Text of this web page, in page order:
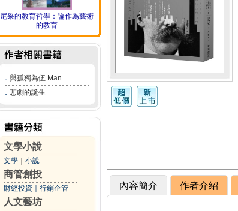
尼采的教育哲學：論作為藝術
的教育
． 與孤獨為伍 Man
． 悲劇的誕生
文學小說
文學 小說
商管創投
財經投資 行銷企管
人文藝坊
內容簡介 作者介紹